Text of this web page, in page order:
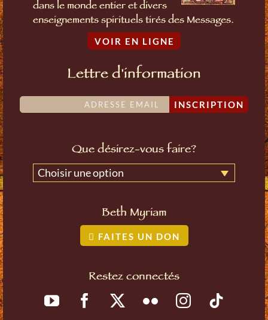
dans le monde entier et divers
enseignements spirituels tirés des Messages.
VOIR EN LIGNE
Lettre d'information
INSCRIPTION
Que désirez-vous faire?
Choisir une option
Beth Myriam
FAITES UN DON
Restez connectés